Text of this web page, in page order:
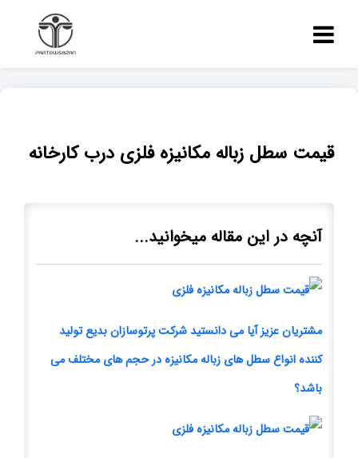
قیمت سطل زباله مکانیزه فلزی درب کارخانه
آنچه در این مقاله میخوانید...
مشتریان عزیز آیا می دانستید شرکت پرتوسازان بدیع تولید
کننده انواع سطل های زباله مکانیزه در حجم های مختلف می
باشد؟